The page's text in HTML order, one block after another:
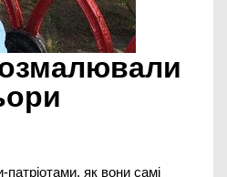
як вони самі